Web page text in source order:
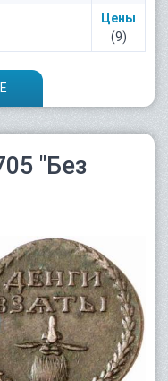
Цены
(9)
"Без